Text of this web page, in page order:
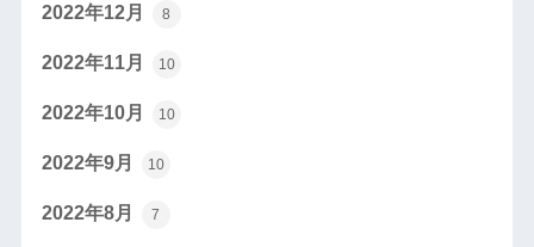
2022年12月 8
2022年11月 10
2022年10月 10
2022年9月 10
2022年8月 7